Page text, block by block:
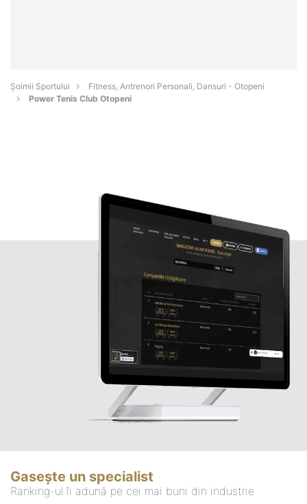
Șoimii Sportului
Fitness, Antrenori Personali, Dansuri - Otopeni
Power Tenis Club Otopeni
Gasește un specialist
Ranking-ul îi adună pe cei mai buni din industrie